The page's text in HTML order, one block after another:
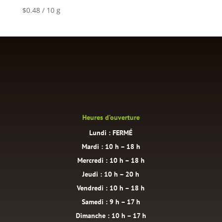
$0.48 / 10 g
Heures d’ouverture
Lundi : FERMÉ
Mardi : 10 h – 18 h
Mercredi : 10 h – 18 h
Jeudi : 10 h – 20 h
Vendredi : 10 h – 18 h
Samedi : 9 h – 17 h
Dimanche : 10 h – 17 h